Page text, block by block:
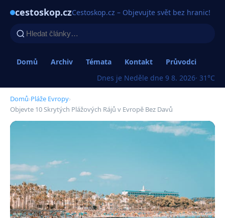
cestoskop.czCestoskop.cz – Objevujte svět bez hranic!
Domů Archiv Témata Kontakt
Průvodci
Dnes je Neděle dne 9 8. 2026· 31°C
Domů›Pláže Evropy›
Objevte 10 Skrytých Plážových Rájů v Evropě Bez Davů